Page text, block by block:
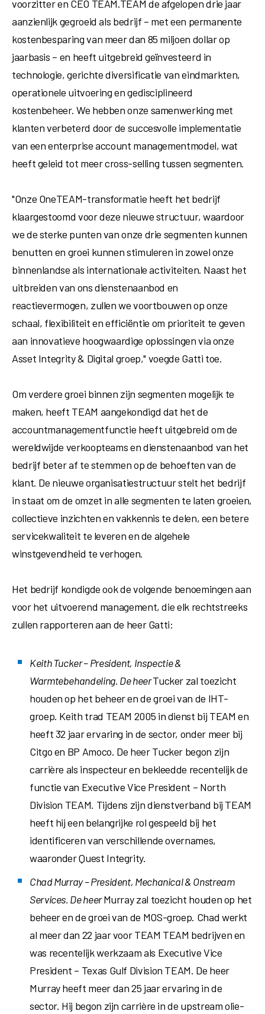
voorzitter en CEO TEAM.TEAM de afgelopen drie jaar
aanzienlijk gegroeid als bedrijf – met een permanente
kostenbesparing van meer dan 85 miljoen dollarop
jaarbasis – en heeft uitgebreid geïnvesteerd in
technologie, gerichte diversificatie van eindmarkten,
operationele uitvoering en gedisciplineerd
kostenbeheer. We hebben onze samenwerking met
klanten verbeterd door de succesvolle implementatie
van een enterprise account managementmodel, wat
heeft geleid tot meer cross-selling tussen segmenten.
"Onze OneTEAM-transformatie heeft het bedrijf
klaargestoomd voor deze nieuwe structuur, waardoor
we de sterke punten van onze drie segmenten kunnen
benutten en groei kunnen stimuleren in zowel onze
binnenlandse als internationale activiteiten. Naast het
uitbreiden van ons dienstenaanbod en
reactievermogen, zullen we voortbouwen op onze
schaal, flexibiliteit en efficiëntie om prioriteit te geven
aan innovatieve hoogwaardige oplossingen via onze
Asset Integrity & Digital groep," voegde Gatti toe.
Om verdere groei binnen zijn segmenten mogelijk te
maken, heeft TEAM aangekondigd dat het de
accountmanagementfunctie heeft uitgebreid om de
wereldwijde verkoopteams en dienstenaanbod van het
bedrijf beter af te stemmen op de behoeften van de
klant. De nieuwe organisatiestructuur stelt het bedrijf
in staat om de omzet in alle segmenten te laten groeien,
collectieve inzichten en vakkennis te delen, een betere
servicekwaliteit te leveren en de algehele
winstgevendheid te verhogen.
Het bedrijf kondigde ook de volgende benoemingen aan
voor het uitvoerend management, die elk rechtstreeks
zullen rapporteren aan de heer Gatti:
Keith Tucker– President, Inspectie &
Warmtebehandeling. De heerTucker zal toezicht
houden op het beheer en de groei van de IHT-
groep. Keith trad TEAM 2005 in dienst bij TEAM en
heeft 32 jaar ervaring in de sector, onder meer bij
Citgo en BP Amoco. De heer Tucker begon zijn
carrière als inspecteur en bekleedde recentelijk de
functie van Executive Vice President – North
Division TEAM. Tijdens zijn dienstverband bij TEAM
heeft hij een belangrijke rol gespeeld bij het
identificeren van verschillende overnames,
waaronder Quest Integrity.
Chad Murray– President, Mechanical & Onstream
Services. De heerMurray zal toezicht houden op het
beheer en de groei van de MOS-groep. Chad werkt
al meer dan 22 jaar voor TEAM TEAM bedrijven en
was recentelijk werkzaam als Executive Vice
President – Texas Gulf Division TEAM. De heer
Murray heeft meer dan 25 jaar ervaring in de
sector. Hij begon zijn carrière in de upstream olie-